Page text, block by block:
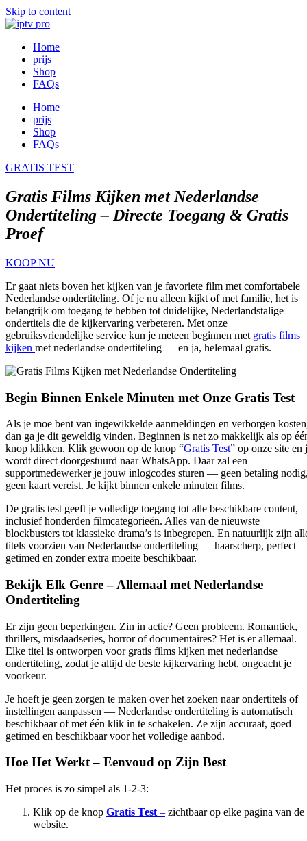
Skip to content
Home
prijs
Shop
FAQs
Home
prijs
Shop
FAQs
GRATIS TEST
Gratis Films Kijken met Nederlandse
Ondertiteling – Directe Toegang & Gratis
Proef
KOOP NU
Er gaat niets boven het kijken van je favoriete film met comfortabele
Nederlandse ondertiteling. Of je nu alleen kijkt of met familie, het is
belangrijk om toegang te hebben tot duidelijke, Nederlandstalige
ondertitels die de kijkervaring verbeteren. Met onze
gebruiksvriendelijke service kun je meteen beginnen met gratis films
kijken met nederlandse ondertiteling — en ja, helemaal gratis.
Begin Binnen Enkele Minuten met Onze Gratis Test
Als je moe bent van ingewikkelde aanmeldingen en verborgen
dan ga je dit geweldig vinden. Beginnen is net zo makkelijk als op
knop klikken. Klik gewoon op de knop “Gratis Test” op onze site en
wordt direct doorgestuurd naar WhatsApp. Daar zal een
supportmedewerker je jouw inlogcodes sturen — geen betaling
geen kaart vereist. Je kijkt binnen enkele minuten films.
De gratis test geeft je volledige toegang tot alle beschikbare content,
inclusief honderden filmcategorieën. Alles van de nieuwste
blockbusters tot klassieke drama’s is inbegrepen. En natuurlijk zijn
titels voorzien van Nederlandse ondertiteling — haarscherp, perfect
getimed en zonder extra moeite beschikbaar.
Bekijk Elk Genre – Allemaal met Nederlandse
Ondertiteling
Er zijn geen beperkingen. Zin in actie? Geen probleem. Romantiek,
thrillers, misdaadseries, horror of documentaires? Het is er allemaal.
Elke titel is ontworpen voor gratis films kijken met nederlandse
ondertiteling, zodat je altijd de beste kijkervaring hebt, ongeacht je
voorkeur.
Je hoeft je geen zorgen te maken over het zoeken naar ondertitels of
instellingen aanpassen — Nederlandse ondertiteling is automatisch
beschikbaar of met één klik in te schakelen. Ze zijn accuraat, goed
getimed en beschikbaar voor het volledige aanbod.
Hoe Het Werkt – Eenvoud op Zijn Best
Het proces is zo simpel als 1-2-3:
Klik op de knop Gratis Test – zichtbaar op elke pagina van de
website.